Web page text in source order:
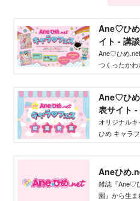
Ane♡ひ
イト - 講
Ane♡ひめ
つくったかわ
作りたいク
Ane♡ひ
表サイト
オリジナル
ひめ キャラ
しました。
Aneひめ
雑誌『Ane♡
園』から生